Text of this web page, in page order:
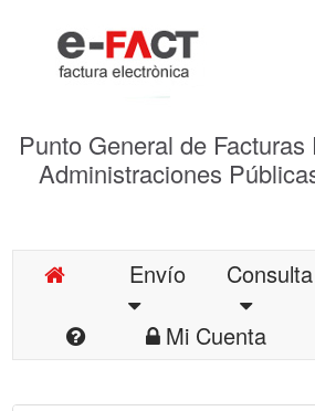
Punto General de
Administraciones
Envío Consulta
Mi Cuenta